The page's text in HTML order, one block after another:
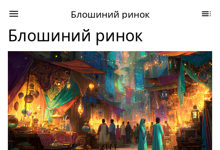
Блошиний ринок
Блошиний ринок